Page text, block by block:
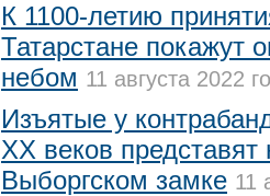
К 1100-летию
Татарстане покажут
небом 11 августа 2022
Изъятые у
XX веков
Выборгском замке 11